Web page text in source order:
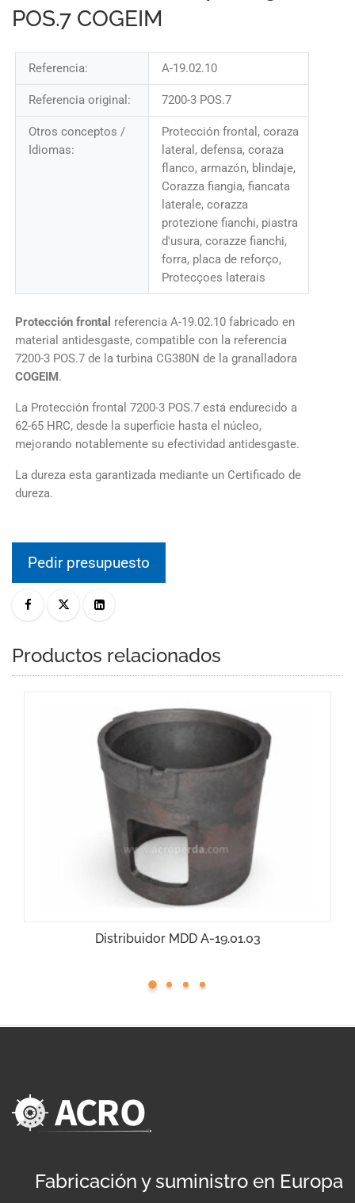
POS.7 COGEIM
Referencia: A-19.02.10
Referencia original: 7200-3 POS.7
Otros conceptos /
Idiomas:
Protección frontal, coraza
lateral, defensa, coraza
flanco, armazón, blindaje,
Corazza fiangia, fiancata
laterale, corazza
protezione fianchi, piastra
d'usura, corazze fianchi,
forra, placa de reforço,
Protecçoes laterais
Protección frontal referencia A-19.02.10 fabricado en
material antidesgaste, compatible con la referencia
7200-3 POS.7 de la turbina CG380N de la granalladora
COGEIM.
La Protección frontal 7200-3 POS.7 está endurecido a
62-65 HRC, desde la superficie hasta el núcleo,
mejorando notablemente su efectividad antidesgaste.
La dureza esta garantizada mediante un Certificado de
dureza.
Pedir presupuesto
Productos relacionados
Distribuidor MDD A-19.01.03
Fabricación y suministro en Europa